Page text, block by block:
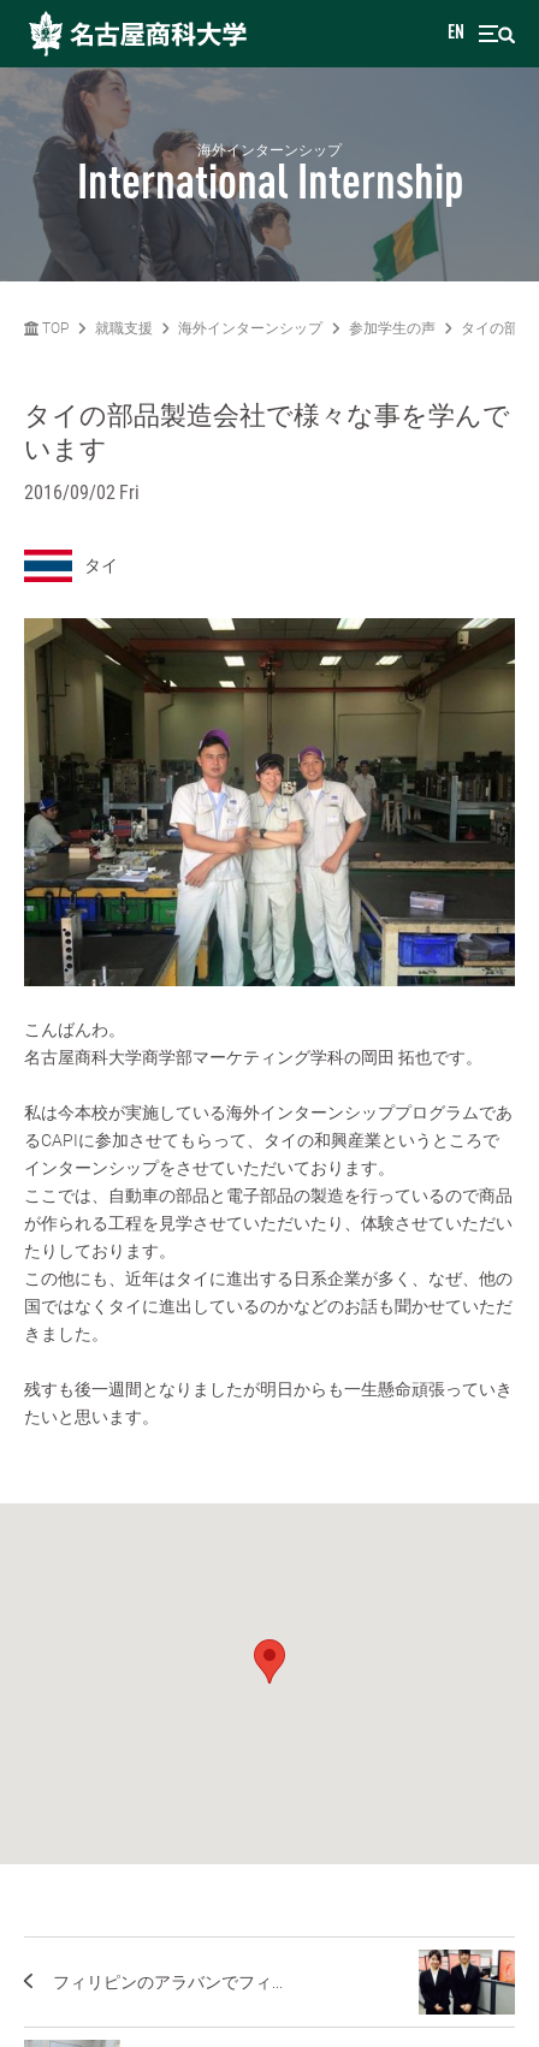
EN
海外インターンシップ
International Internship
TOP 就職支援 海外インターンシップ 参加学生の声 タイの部品
タイの部品製造会社で様々な事を学んで
います
2016/09/02 Fri
タイ
こんばんわ。
名古屋商科大学商学部マーケティング学科の岡田 拓也です。
私は今本校が実施している海外インターンシッププログラムであ
るCAPIに参加させてもらって、タイの和興産業というところで
インターンシップをさせていただいております。
ここでは、自動車の部品と電子部品の製造を行っているので商品
が作られる工程を見学させていただいたり、体験させていただい
たりしております。
この他にも、近年はタイに進出する日系企業が多く、なぜ、他の
国ではなくタイに進出しているのかなどのお話も聞かせていただ
きました。
残すも後一週間となりましたが明日からも一生懸命頑張っていき
たいと思います。
フィリピンのアラバンでフィ...